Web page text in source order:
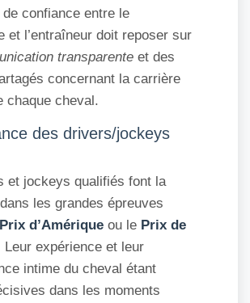
confiance entre le
et l’entraîneur doit reposer sur
transparente et des
concernant la carrière
chaque cheval.
des drivers/jockeys
et jockeys qualifiés font la
les grandes épreuves
Prix d’Amérique ou le Prix de
Leur expérience et leur
intime du cheval étant
dans les moments